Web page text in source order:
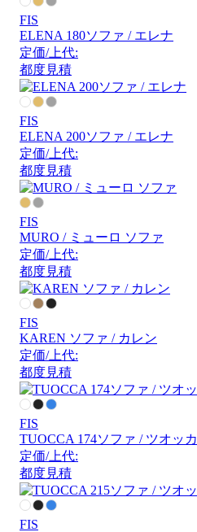
FIS
ELENA 180ソファ / エレナ
定価/上代:
都度見積
FIS
ELENA 200ソファ / エレナ
定価/上代:
都度見積
FIS
MURO / ミューロ ソファ
定価/上代:
都度見積
FIS
KAREN ソファ / カレン
定価/上代:
都度見積
FIS
TUOCCA 174ソファ / ツオッカ
定価/上代:
都度見積
FIS